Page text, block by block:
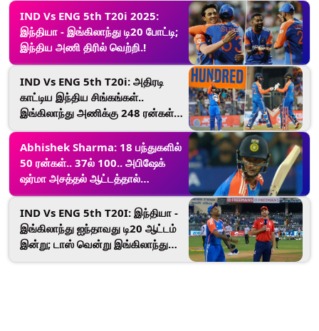
IND Vs ENG 5th T20i 2025:
இந்தியா - இங்கிலாந்து டி20 போட்டி;
இந்திய அணி திரில் வெற்றி.!
IND Vs ENG 5th T20i: அதிரடி
காட்டிய இந்திய சிங்கங்கள்..
இங்கிலாந்து அணிக்கு 248 ரன்கள்
இலக்கு.!
Abhishek Sharma: 18 பந்துகளில்
50 ரன்கள்.. 37ல் 100.. அபிஷேக்
ஷர்மா அசத்தல் ஆட்டத்தால்
அதிர்ந்துபோன வான்கடே அரங்கம்.!
IND Vs ENG 5th T20I: இந்தியா -
இங்கிலாந்து ஐந்தாவது டி20 ஆட்டம்
இன்று; டாஸ் வென்று இங்கிலாந்து